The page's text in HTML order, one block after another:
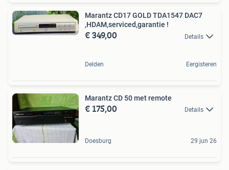
Marantz CD17 GOLD TDA1547 DAC7
,HDAM,serviced,garantie !
€ 349,00 Details
Delden Eergisteren
Marantz CD 50 met remote
€ 175,00 Details
Doesburg 29 jun 26